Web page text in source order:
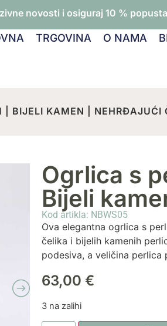
novosti i osiguraj 10 %
TRGOVINA O NAMA
| BIJELI KAMEN | NEHRĐAJUĆI
Ogrlica s
Bijeli
Kod artikla: NBWS05
Ova elegantna ogrlica s
čelika i bijelih kamenih
podesiva, a veličina
63,00 €
3 na zalihi